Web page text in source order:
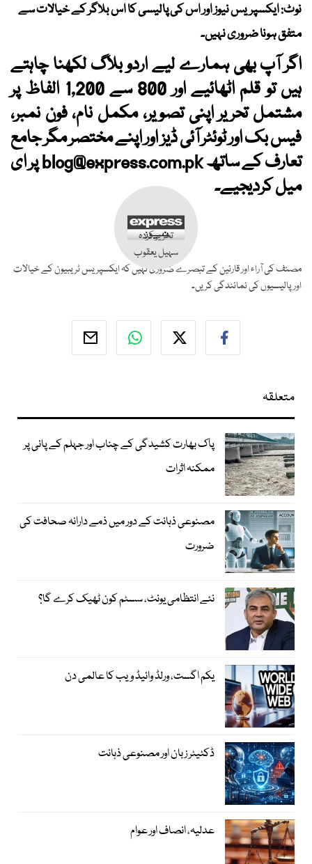
نوٹ: ایکسپریس نیوز اور اس کی پالیسی کا اس بلاگر کے خیالات سے
متفق ہونا ضروری نہیں۔
اگر آپ بھی ہمارے لیے اردو بلاگ لکھنا چاہتے
ہیں تو قلم اٹھائیے اور 800 سے 1,200 الفاظ پر
مشتمل تحریر اپنی تصویر، مکمل نام، فون نمبر،
فیس بک اور ٹوئٹر آئی ڈیز اور اپنے مختصر مگر جامع
تعارف کے ساتھblog@express.com.pkپر ای
میل کردیجیے۔
تحریر کردہ
سہیل یعقوب
مصنف کی آراء اور قارئین کے تبصرے ضروری نہیں کہ ایکسپریس ٹریبیون کے خیالات
اور پالیسیوں کی نمائندگی کریں۔
متعلقہ
پاک بھارت کشیدگی کے چناب اور جہلم کے پانی پر
ممکنہ اثرات
مصنوعی ذہانت کے دور میں ذمے دارانہ صحافت کی
ضرورت
نئے انتظامی یونٹ، سسٹم کون ٹھیک کرے گا؟
یکم اگست، ورلڈ وائیڈ ویب کا عالمی دن
ڈکٹیٹر زبان اور مصنوعی ذہانت
عدلیہ، انصاف اور عوام